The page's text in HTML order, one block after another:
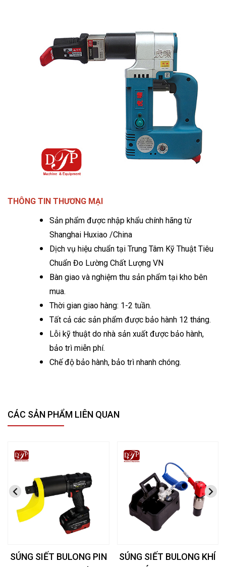
THÔNG TIN THƯƠNG MẠI
Sản phẩm được nhập khẩu chính hãng từ
Shanghai Huxiao /China
Dịch vụ hiệu chuẩn tại Trung Tâm Kỹ Thuật Tiêu
Chuẩn Đo Lường Chất Lượng VN
Bàn giao và nghiệm thu sản phẩm tại kho bên
mua.
Thời gian giao hàng: 1-2 tuần.
Tất cả các sản phẩm được bảo hành 12 tháng.
Lỗi kỹ thuật do nhà sản xuất được bảo hành,
bảo trì miễn phí.
Chế độ bảo hành, bảo trì nhanh chóng.
CÁC SẢN PHẨM LIÊN QUAN
SÚNG SIẾT BULONG PIN
SÚNG SIẾT BULONG KHÍ